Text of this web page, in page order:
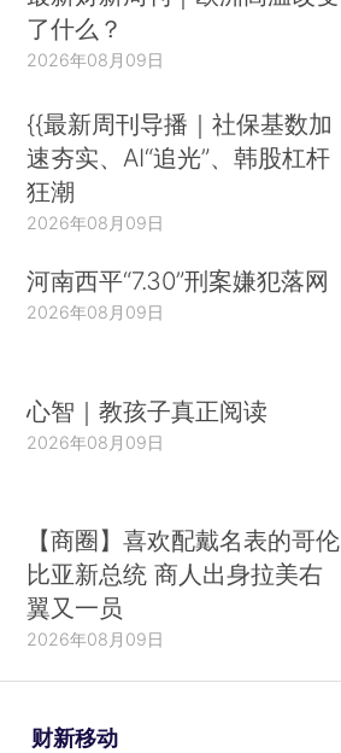
了什么？
2026年08月09日
{{最新周刊导播｜社保基数加
速夯实、AI“追光”、韩股杠杆
狂潮
2026年08月09日
河南西平“7.30”刑案嫌犯落网
2026年08月09日
心智｜教孩子真正阅读
2026年08月09日
【商圈】喜欢配戴名表的哥伦
比亚新总统 商人出身拉美右
翼又一员
2026年08月09日
财新移动